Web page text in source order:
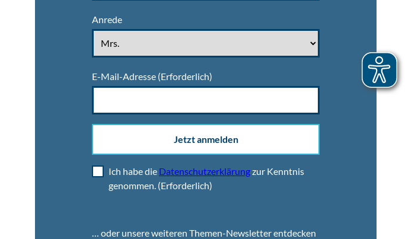
Anrede
E-Mail-Adresse (Erforderlich)
Jetzt anmelden
Ich habe die Datenschutzerklärungzur Kenntnis
genommen. (Erforderlich)
… oder unsere weiteren Themen-Newsletter entdecken